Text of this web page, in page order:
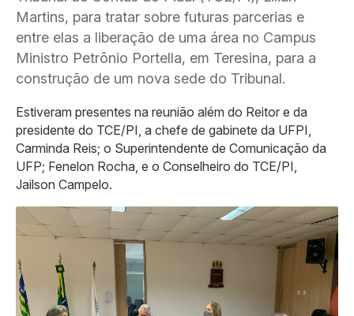
Martins, para tratar sobre futuras parcerias e
entre elas a liberação de uma área no Campus
Ministro Petrônio Portella, em Teresina, para a
construção de um nova sede do Tribunal.
Estiveram presentes na reunião além do Reitor e da
presidente do TCE/PI, a chefe de gabinete da UFPI,
Carminda Reis; o Superintendente de Comunicação da
UFP; Fenelon Rocha, e o Conselheiro do TCE/PI,
Jailson Campelo.